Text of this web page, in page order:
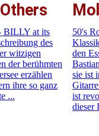
BILLY at its
des
witzigen
der berühmten
erzählen
ihre so ganz
...
50's
den
sie ist
ist
dieser